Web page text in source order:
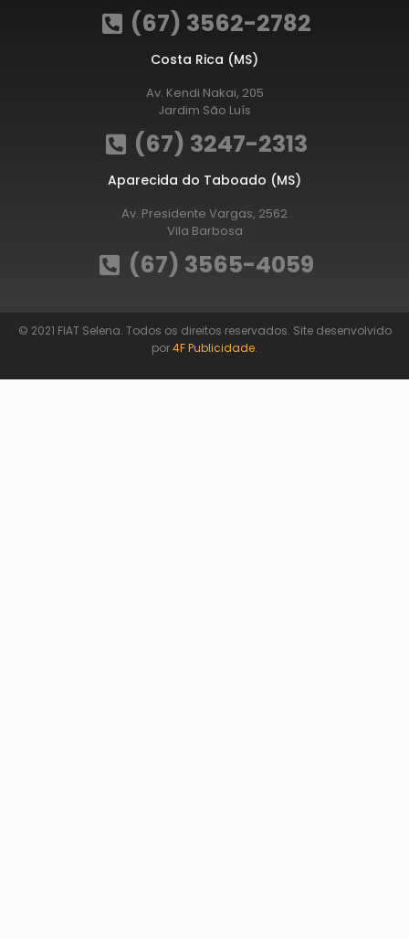
(67) 3562-2782
Costa Rica (MS)
Av. Kendi Nakai, 205
Jardim São Luís
(67) 3247-2313
Aparecida do Taboado (MS)
Av. Presidente Vargas, 2562
Vila Barbosa
(67) 3565-4059
© 2021 FIAT Selena. Todos os direitos reservados. Site desenvolvido
por4F Publicidade.